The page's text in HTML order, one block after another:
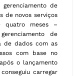
de
de novos serviços
quatro meses –
de
de dados com as
com base no
o lançamento
carregar